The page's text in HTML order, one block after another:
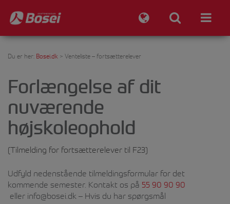
Du er her: Bosei.dk > Venteliste – fortsætterelever
Forlængelse af dit
nuværende
højskoleophold
(Tilmelding for fortsætterelever til F23)
Udfyld nedenstående tilmeldingsformular for det
kommende semester. Kontakt os på 55 90 90 90
eller info@bosei.dk – Hvis du har spørgsmål